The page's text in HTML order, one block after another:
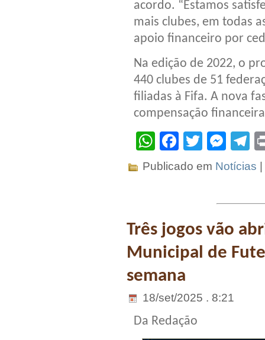
acordo. “Estamos
mais clubes, em todas
apoio financeiro por
Na edição de 2022, o
440 clubes de 51
filiadas à Fifa. A nova
compensação
WhatsApp
Facebook
Twitter
Publicado em Notícias
Três jogos vão
Municipal de
semana
18/set/2025 . 8:21
Da Redação